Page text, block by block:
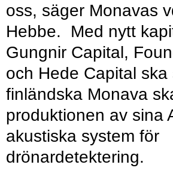
oss, säger Monavas
Hebbe. Med nytt
Gungnir Capital,
och Hede Capital ska
finländska Monava
produktionen av sina
akustiska system för
drönardetektering.